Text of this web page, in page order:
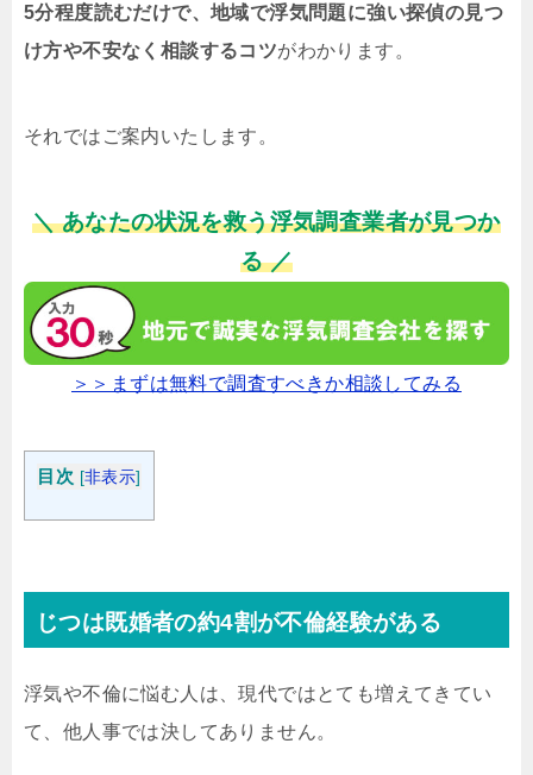
5分程度読むだけで、地域で浮気問題に強い探偵の見つ
け方や不安なく相談するコツがわかります。
それではご案内いたします。
＼ あなたの状況を救う浮気調査業者が見つか
る ／
＞＞まずは無料で調査すべきか相談してみる
目次 [非表示]
じつは既婚者の約4割が不倫経験がある
浮気や不倫に悩む人は、現代ではとても増えてきてい
て、他人事では決してありません。